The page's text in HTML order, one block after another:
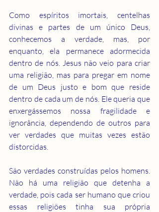
Como espíritos imortais, centelhas
divinas e partes de um único Deus,
conhecemos a verdade, mas, por
enquanto, ela permanece adormecida
dentro de nós. Jesus não veio para criar
uma religião, mas para pregar em nome
de um Deus justo e bom que reside
dentro de cada um de nós. Ele queria que
enxergássemos nossa fragilidade e
ignorância, dependendo de outros para
ver verdades que muitas vezes estão
distorcidas.
São verdades construídas pelos homens.
Não há uma religião que detenha a
verdade, pois cada ser humano que criou
essas religiões tinha sua própria